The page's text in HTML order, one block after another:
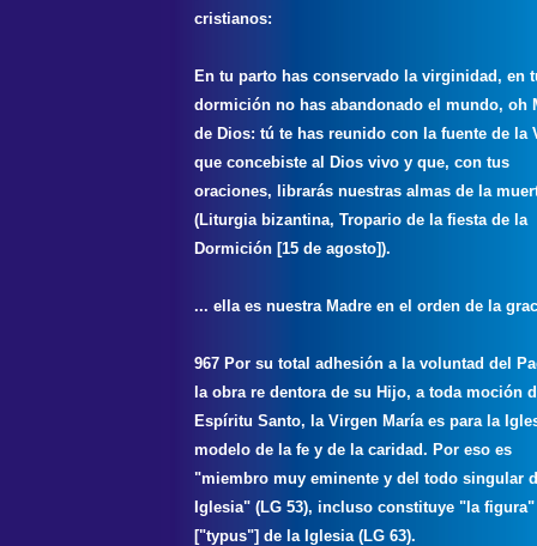
cristianos:
En tu parto has conservado la virginidad, en
dormición no has abandonado el mundo, oh
de Dios: tú te has reunido con la fuente de la
que concebiste al Dios vivo y que, con tus
oraciones, librarás nuestras almas de la
(Liturgia bizantina, Tropario de la fiesta de la
Dormición [15 de agosto]).
... ella es nuestra Madre en el orden de la
967 Por su total adhesión a la voluntad del
la obra re dentora de su Hijo, a toda moción
Espíritu Santo, la Virgen María es para la
modelo de la fe y de la caridad. Por eso es
"miembro muy eminente y del todo singular
Iglesia" (LG 53), incluso constituye "la figura"
["typus"] de la Iglesia (LG 63).